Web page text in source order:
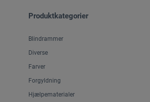
Produktkategorier
Blindrammer
Diverse
Farver
Forgyldning
Hjælpematerialer